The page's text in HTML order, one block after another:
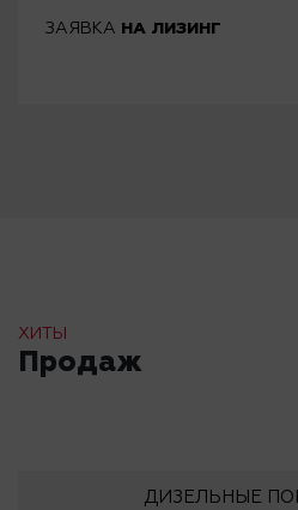
ЗАЯВКА НА ЛИЗИНГ
ХИТЫ
Продаж
ДИЗЕЛЬНЫЕ